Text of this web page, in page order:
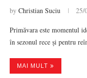
by Christian Suciu 25/
Primăvara este momentul
în sezonul rece și pentru
MAI MULT